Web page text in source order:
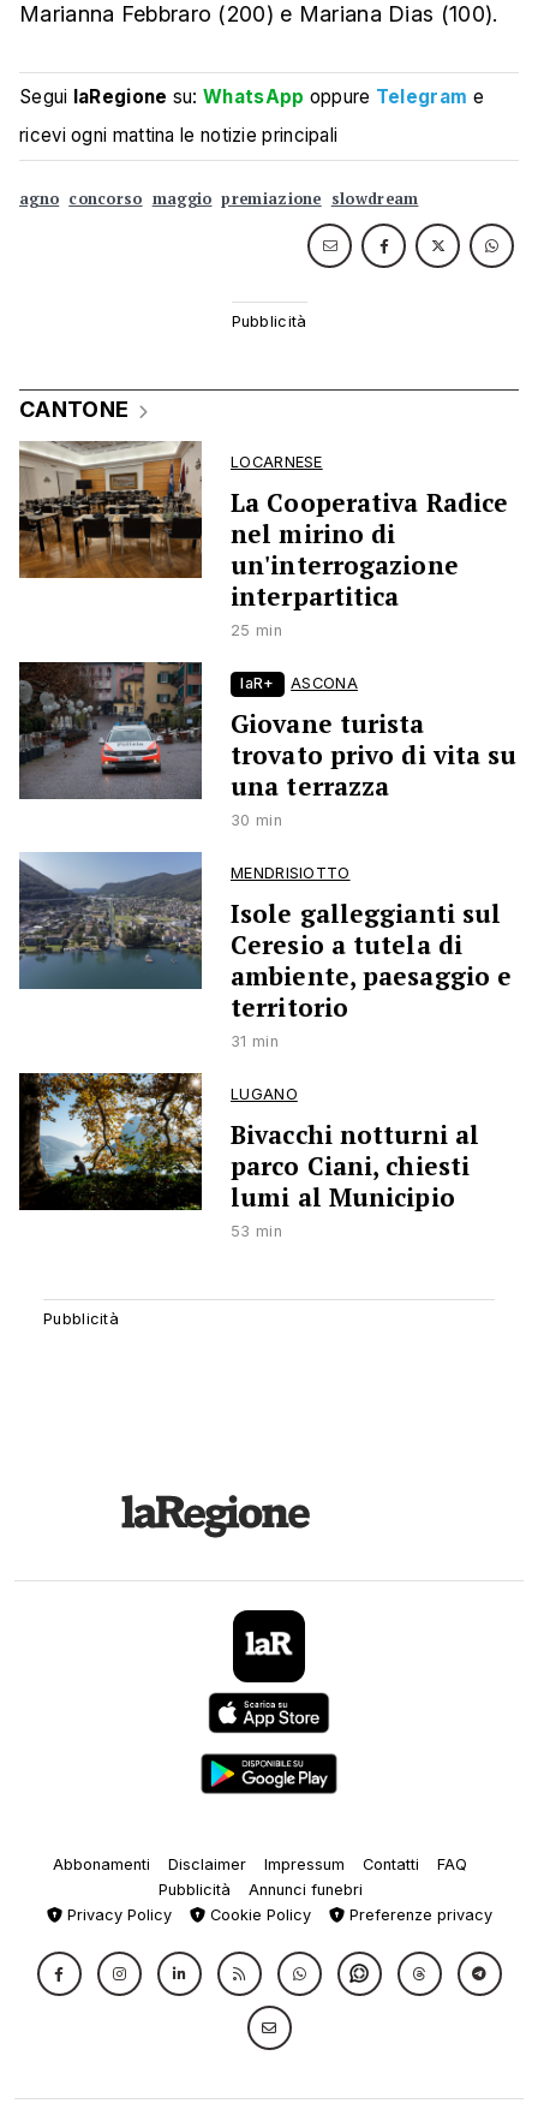
Marianna Febbraro (200) e Mariana Dias (100).
Segui laRegione su:WhatsApp oppure Telegram e
ricevi ogni mattina le notizie principali
agno concorso maggio premiazione slowdream
CANTONE
LOCARNESE
La Cooperativa Radice
nel mirino di
un'interrogazione
interpartitica
25 min
laR+ ASCONA
Giovane turista
trovato privo di vita su
una terrazza
30 min
MENDRISIOTTO
Isole galleggianti sul
Ceresio a tutela di
ambiente, paesaggio e
territorio
31 min
LUGANO
Bivacchi notturni al
parco Ciani, chiesti
lumi al Municipio
53 min
Abbonamenti Disclaimer Impressum Contatti
FAQ
Pubblicità
Annunci funebri
Privacy Policy
Cookie Policy Preferenze privacy